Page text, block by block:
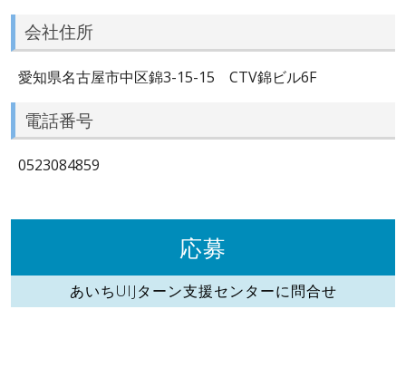
会社住所
愛知県名古屋市中区錦3-15-15 CTV錦ビル6F
電話番号
0523084859
応募
あいちUIJターン支援センターに問合せ